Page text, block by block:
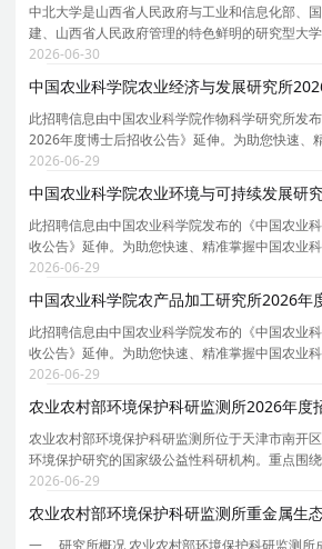
中北大学是山西省人民政府与工业和信息化部、
建、山西省人民政府管理的特色鲜明的研究型大
与技术、仪器科学与技术、机械工程、信息与通信
程、化学工程与技术、电子科学与技术等7个博士
2026-06-30
此招聘信息由中国农业科学院作物科学研究所发
2026年度博士后招收公告》延伸。为助您快速、
农业经济与发展研究所的招聘详情， 现特别针对
与发展研究所的岗位信息与报考要点单独说明。
2026-06-29
此招聘信息由中国农业科学院发布的《中国农业
收公告》延伸。为助您快速、精准掌握中国农业
发展研究所的招聘详情， 现特别针对中国农业科
展研究所的岗位信息与报考要点单独说明。 为保证
2026-06-29
中国农业科学院农产品加工研究所2026年
此招聘信息由中国农业科学院发布的《中国农业
收公告》延伸。为助您快速、精准掌握中国农业
的招聘详情， 现特别针对中国农业科学院农产品
报考要点单独说明。 为保证您获取的招聘信息完整
2026-06-29
农业农村部环境保护科研监测所位于天津市南开
环境保护研究的国家级公益性科研机构。重点围
境监测与预警、生态循环农业和乡村生态环境治理
性、战略性、关键性、应急性重大科技问题开展
2026-06-29
一、 研究所概况 农业农村部环境保护科研监测所